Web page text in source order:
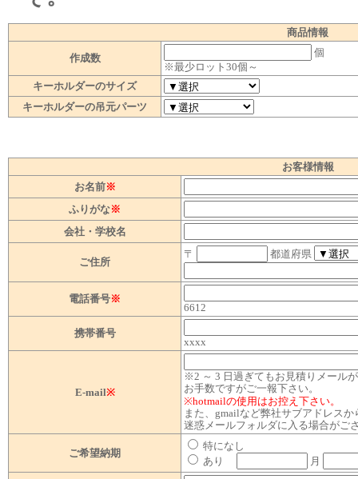
商品情報
作成数
個
※最少ロット30個～
キーホルダーのサイズ
キーホルダーの吊元パーツ
お客様情報
お名前※
ふりがな※
会社・学校名
ご住所
〒 都道府県
電話番号※
6612
携帯番号
xxxx
E-mail※
※2 ～ 3 日過ぎてもお見積りメール
お手数ですがご一報下さい。
※hotmailの使用はお控え下さい。
また、gmailなど弊社サブアドレス
迷惑メールフォルダに入る場合がご
ご希望納期
特になし
あり
月